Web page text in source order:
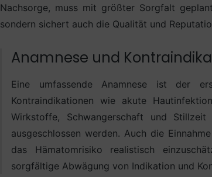
Nachsorge, muss mit größter Sorgfalt
sondern sichert auch die Qualität und
Anamnese und
Eine umfassende Anamnese ist der
Kontraindikationen wie akute
Wirkstoffe, Schwangerschaft und Stillzeit
ausgeschlossen werden. Auch die
das Hämatomrisiko realistisch
sorgfältige Abwägung von Indikation und